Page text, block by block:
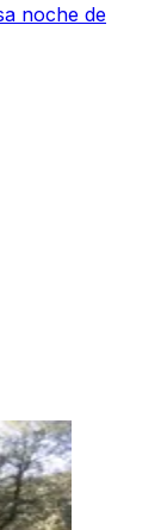
noche de